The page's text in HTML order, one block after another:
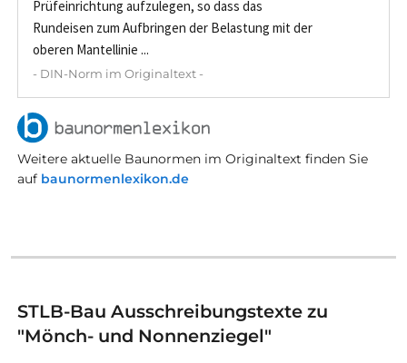
Prüfeinrichtung aufzulegen, so dass das
Rundeisen zum Aufbringen der Belastung mit der
oberen Mantellinie ...
- DIN-Norm im Originaltext -
Weitere aktuelle Baunormen im Originaltext finden Sie
auf baunormenlexikon.de
STLB-Bau Ausschreibungstexte zu
"Mönch- und Nonnenziegel"